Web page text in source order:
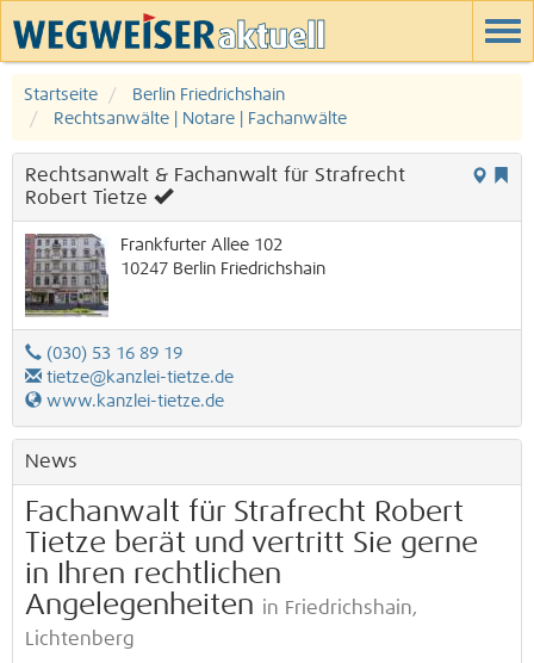
Startseite
Berlin Friedrichshain
Rechtsanwälte | Notare | Fachanwälte
Rechtsanwalt & Fachanwalt für Strafrecht
Robert Tietze
Frankfurter Allee 102
10247 Berlin Friedrichshain
(030) 53 16 89 19
tietze@kanzlei-tietze.de
www.kanzlei-tietze.de
News
Fachanwalt für Strafrecht Robert
Tietze berät und vertritt Sie gerne
in Ihren rechtlichen
Angelegenheiten in Friedrichshain,
Lichtenberg